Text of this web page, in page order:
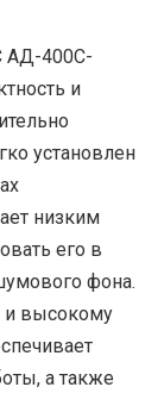
АД-400С-
и
установлен
низким
его в
фона.
и высокому
а также